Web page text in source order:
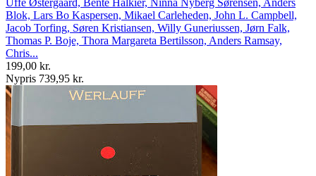
Uffe Østergaard, Bente Halkier, Ninna Nyberg Sørensen, Anders
Blok, Lars Bo Kaspersen, Mikael Carleheden, John L. Campbell,
Jacob Torfing, Søren Kristiansen, Willy Guneriussen, Jørn Falk,
Thomas P. Boje, Thora Margareta Bertilsson, Anders Ramsay,
Chris...
199,00 kr.
Nypris 739,95 kr.